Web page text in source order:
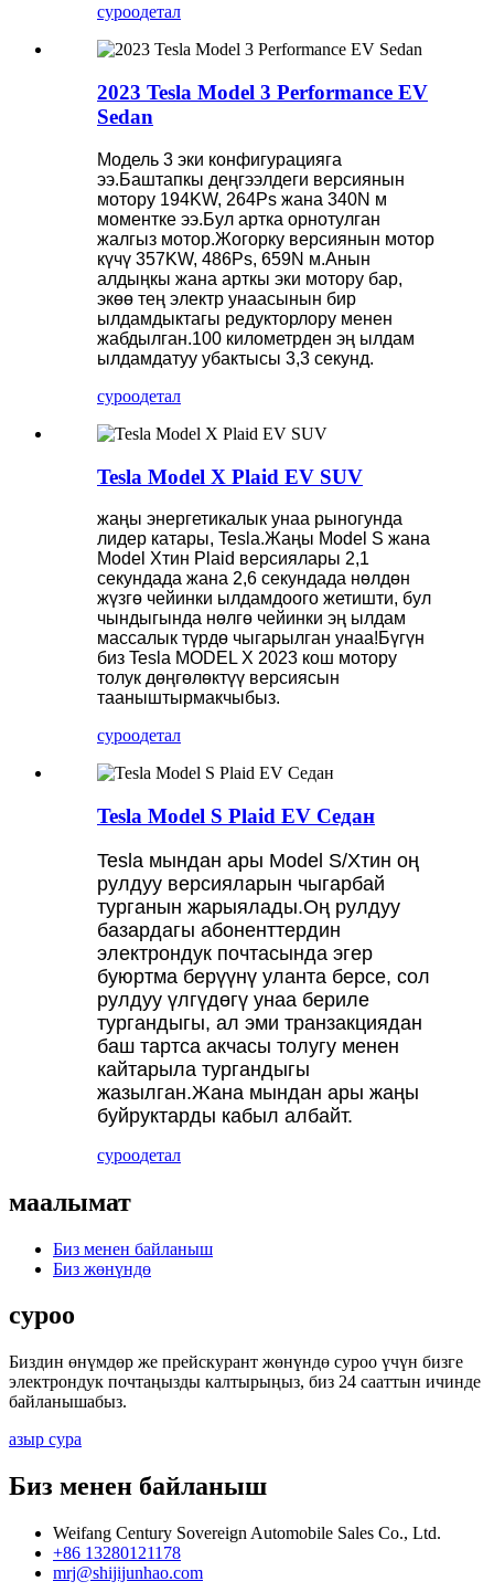
суроодетал
2023 Tesla Model 3 Performance EV
Sedan
Модель 3 эки конфигурацияга
ээ.Баштапкы деңгээлдеги версиянын
мотору 194KW, 264Ps жана 340N м
моментке ээ.Бул артка орнотулган
жалгыз мотор.Жогорку версиянын мотор
күчү 357KW, 486Ps, 659N м.Анын
алдыңкы жана арткы эки мотору бар,
экөө тең электр унаасынын бир
ылдамдыктагы редукторлору менен
жабдылган.100 километрден эң ылдам
ылдамдатуу убактысы 3,3 секунд.
суроодетал
Tesla Model X Plaid EV SUV
жаңы энергетикалык унаа рыногунда
лидер катары, Tesla.Жаңы Model S жана
Model Xтин Plaid версиялары 2,1
секундада жана 2,6 секундада нөлдөн
жүзгө чейинки ылдамдоого жетишти, бул
чындыгында нөлгө чейинки эң ылдам
массалык түрдө чыгарылган унаа!Бүгүн
биз Tesla MODEL X 2023 кош мотору
толук дөңгөлөктүү версиясын
тааныштырмакчыбыз.
суроодетал
Tesla Model S Plaid EV Седан
Tesla мындан ары Model S/Xтин оң
рулдуу версияларын чыгарбай
турганын жарыялады.Оң рулдуу
базардагы абоненттердин
электрондук почтасында эгер
буюртма берүүнү уланта берсе, сол
рулдуу үлгүдөгү унаа бериле
тургандыгы, ал эми транзакциядан
баш тартса акчасы толугу менен
кайтарыла тургандыгы
жазылган.Жана мындан ары жаңы
буйруктарды кабыл албайт.
суроодетал
маалымат
Биз менен байланыш
Биз жөнүндө
суроо
Биздин өнүмдөр же прейскурант жөнүндө суроо үчүн бизге
электрондук почтаңызды калтырыңыз, биз 24 сааттын ичинде
байланышабыз.
азыр сура
Биз менен байланыш
Weifang Century Sovereign Automobile Sales Co., Ltd.
+86 13280121178
mrj@shijijunhao.com